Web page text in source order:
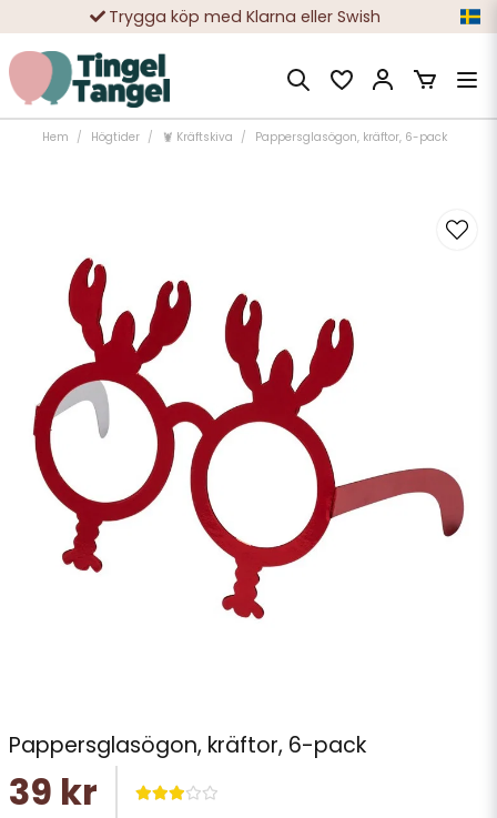
Trygga köp med Klarna eller Swish
10 000-tals nöjda kunder
Hem Högtider 🦞 Kräftskiva Pappersglasögon, kräftor, 6-pack
Pappersglasögon, kräftor, 6-pack
39 kr